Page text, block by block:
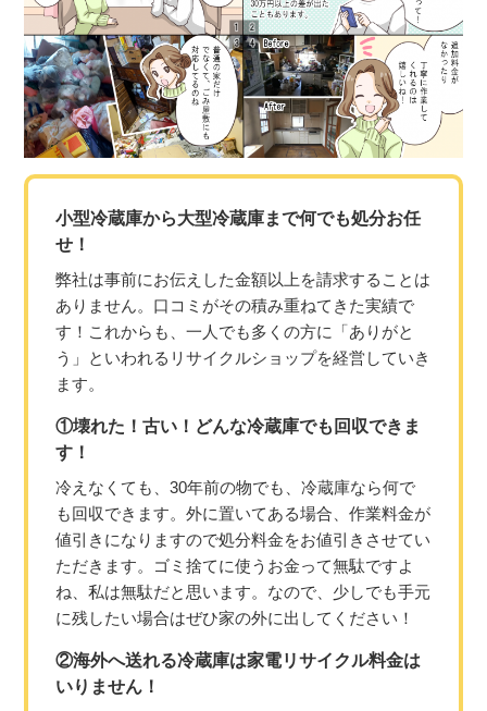
小型冷蔵庫から大型冷蔵庫まで何でも処分お任
せ！
弊社は事前にお伝えした金額以上を請求することは
ありません。口コミがその積み重ねてきた実績で
す！これからも、一人でも多くの方に「ありがと
う」といわれるリサイクルショップを経営していき
ます。
①壊れた！古い！どんな冷蔵庫でも回収できま
す！
冷えなくても、30年前の物でも、冷蔵庫なら何で
も回収できます。外に置いてある場合、作業料金が
値引きになりますので処分料金をお値引きさせてい
ただきます。ゴミ捨てに使うお金って無駄ですよ
ね、私は無駄だと思います。なので、少しでも手元
に残したい場合はぜひ家の外に出してください！
②海外へ送れる冷蔵庫は家電リサイクル料金は
いりません！